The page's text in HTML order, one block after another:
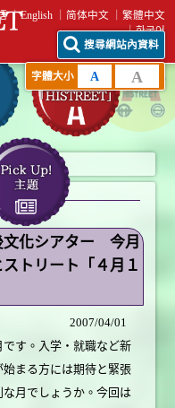
English 简体中文
繁體中文
한국어
搜尋網站內資料
字體大小 A A
文化シアター 今月
ストリート「４月１
2007/04/01
す。入学・就職など新
始まる方には期待と緊張
な月でしょうか。今回は